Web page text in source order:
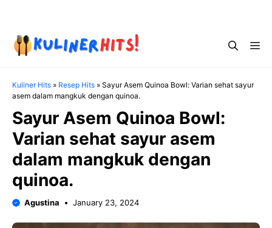
content
Kuliner Hits » Resep Hits » Sayur Asem Quinoa Bowl: Varian sehat sayur
asem dalam mangkuk dengan quinoa.
Sayur Asem Quinoa Bowl:
Varian sehat sayur asem
dalam mangkuk dengan
quinoa.
Agustina January 23, 2024